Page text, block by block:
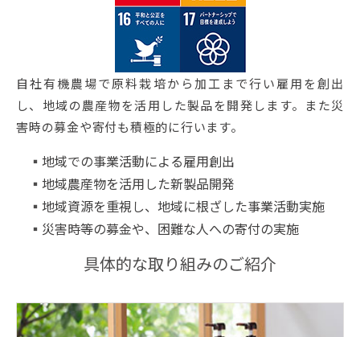
自社有機農場で原料栽培から加工まで行い雇用を創出
し、地域の農産物を活用した製品を開発します。また災
害時の募金や寄付も積極的に行います。
地域での事業活動による雇用創出
地域農産物を活用した新製品開発
地域資源を重視し、地域に根ざした事業活動実施
災害時等の募金や、困難な人への寄付の実施
具体的な取り組みのご紹介